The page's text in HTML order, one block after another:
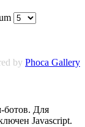
by Phoca Gallery
ботов. Для
Javascript.